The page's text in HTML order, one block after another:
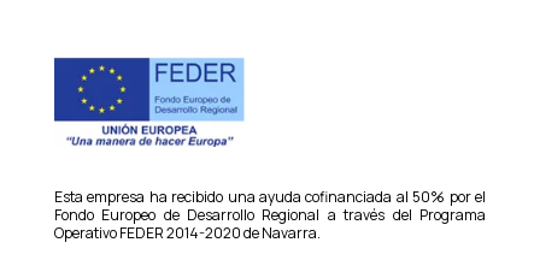
Esta empresa ha recibido una ayuda cofinanciada al 50% por el
Fondo Europeo de Desarrollo Regional a través del Programa
Operativo FEDER 2014-2020 de Navarra.